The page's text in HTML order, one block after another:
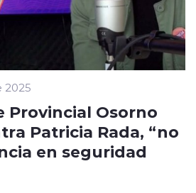
2025
Provincial Osorno
Patricia Rada, “no
en seguridad